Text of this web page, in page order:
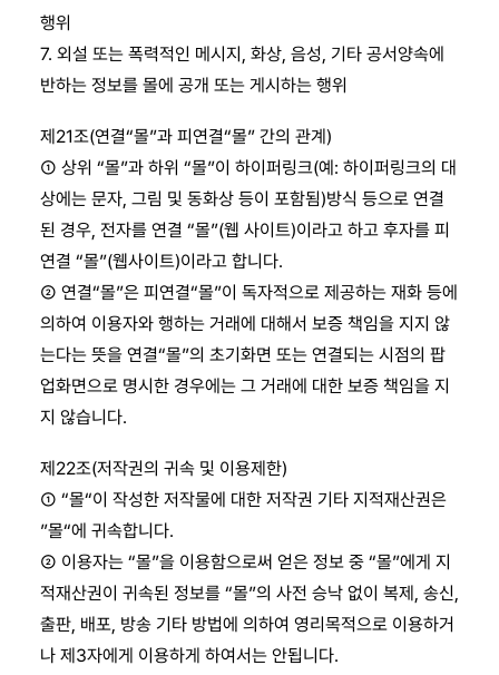
행위
7. 외설 또는 폭력적인 메시지, 화상, 음성, 기타 공서양속에
반하는 정보를 몰에 공개 또는 게시하는 행위
제21조(연결“몰”과 피연결“몰” 간의 관계)
① 상위 “몰”과 하위 “몰”이 하이퍼링크(예: 하이퍼링크의 대
상에는 문자, 그림 및 동화상 등이 포함됨)방식 등으로 연결
된 경우, 전자를 연결 “몰”(웹 사이트)이라고 하고 후자를 피
연결 “몰”(웹사이트)이라고 합니다.
② 연결“몰”은 피연결“몰”이 독자적으로 제공하는 재화 등에
의하여 이용자와 행하는 거래에 대해서 보증 책임을 지지 않
는다는 뜻을 연결“몰”의 초기화면 또는 연결되는 시점의 팝
업화면으로 명시한 경우에는 그 거래에 대한 보증 책임을 지
지 않습니다.
제22조(저작권의 귀속 및 이용제한)
① “몰“이 작성한 저작물에 대한 저작권 기타 지적재산권은
”몰“에 귀속합니다.
② 이용자는 “몰”을 이용함으로써 얻은 정보 중 “몰”에게 지
적재산권이 귀속된 정보를 “몰”의 사전 승낙 없이 복제, 송신,
출판, 배포, 방송 기타 방법에 의하여 영리목적으로 이용하거
나 제3자에게 이용하게 하여서는 안됩니다.